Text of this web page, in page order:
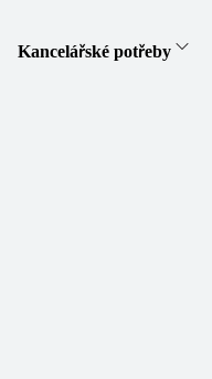
Kancelářské potřeby